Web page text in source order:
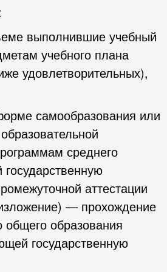
выполнившие учебный
учебного плана
удовлетворительных),
самообразования или
среднего
аттестации
— прохождение
общего образования
государственную